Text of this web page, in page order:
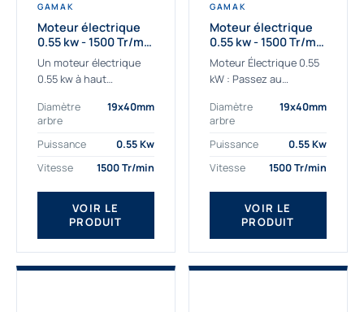
GAMAK
Moteur électrique
0.55 kw - 1500 Tr/min
- 230/400V - IE2
Un moteur électrique
0.55 kw à haut
applications les plus
exigeantes.
Notre moteur électrique
0.55 kw de référence
AGM2EL 80 M 4a...
Diamètre
arbre
19x40mm
Puissance
0.55 Kw
Vitesse
1500 Tr/min
VOIR LE
PRODUIT
GAMAK
Moteur électrique
0.55 kw - 1500 Tr/min
- 230/400V -
Rendement IE4
Moteur Électrique 0.55
kW : Passez au
Découvrez notre
moteur électrique 0.55
kW de nouvelle
génération, conçu pour
les...
Diamètre
arbre
19x40mm
Puissance
0.55 Kw
Vitesse
1500 Tr/min
VOIR LE
PRODUIT